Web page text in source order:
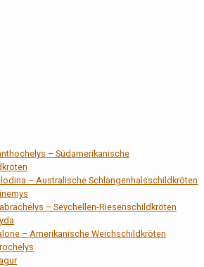
– Südamerikanische
– Australische Schlangenhalsschildkröten
– Seychellen-Riesenschildkröten
– Amerikanische Weichschildkröten